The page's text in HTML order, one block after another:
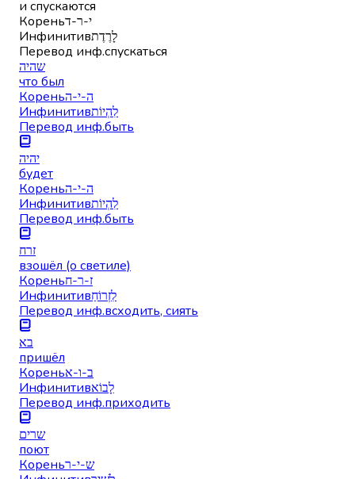
и спускаются
Кореньי-ר-ד
Инфинитивלָרֶדֶת
Перевод инф.спускаться
שהיה
что был
Кореньה-י-ה
Инфинитивלִהְיוֹת
Перевод инф.быть
יהיה
будет
Кореньה-י-ה
Инфинитивלִהְיוֹת
Перевод инф.быть
זרח
взошёл (о светиле)
Кореньז-ר-ח
Инфинитивלִזְרוֹחַ
Перевод инф.всходить, сиять
בא
пришёл
Кореньב-ו-א
Инфинитивלָבוֹא
Перевод инф.приходить
שרים
поют
Кореньש-י-ר